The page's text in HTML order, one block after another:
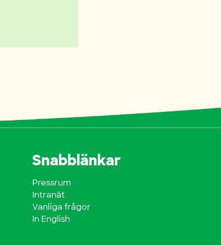
Snabblänkar
Pressrum
Intranät
Vanliga frågor
In English